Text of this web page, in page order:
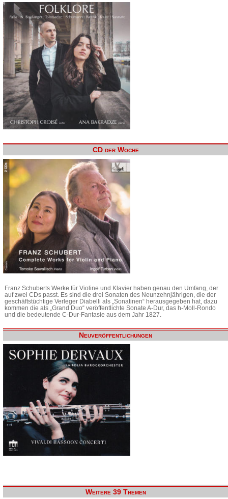
CD der Woche
Franz Schuberts Werke für Violine und Klavier haben genau den Umfang, der
auf zwei CDs passt. Es sind die drei Sonaten des Neunzehnjährigen, die der
geschäftstüchtige Verleger Diabelli als „Sonatinen“ herausgegeben hat, dazu
kommen die als „Grand Duo“ veröffentlichte Sonate A-Dur, das h-Moll-Rondo
und die bedeutende C-Dur-Fantasie aus dem Jahr 1827.
Neuveröffentlichungen
Weitere 39 Themen